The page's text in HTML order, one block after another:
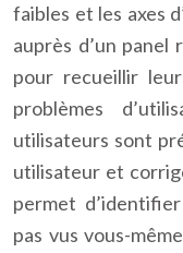
faibles et les axes
auprès d’un
pour recueillir
problèmes
utilisateurs sont
utilisateur et
permet
pas vus vous-